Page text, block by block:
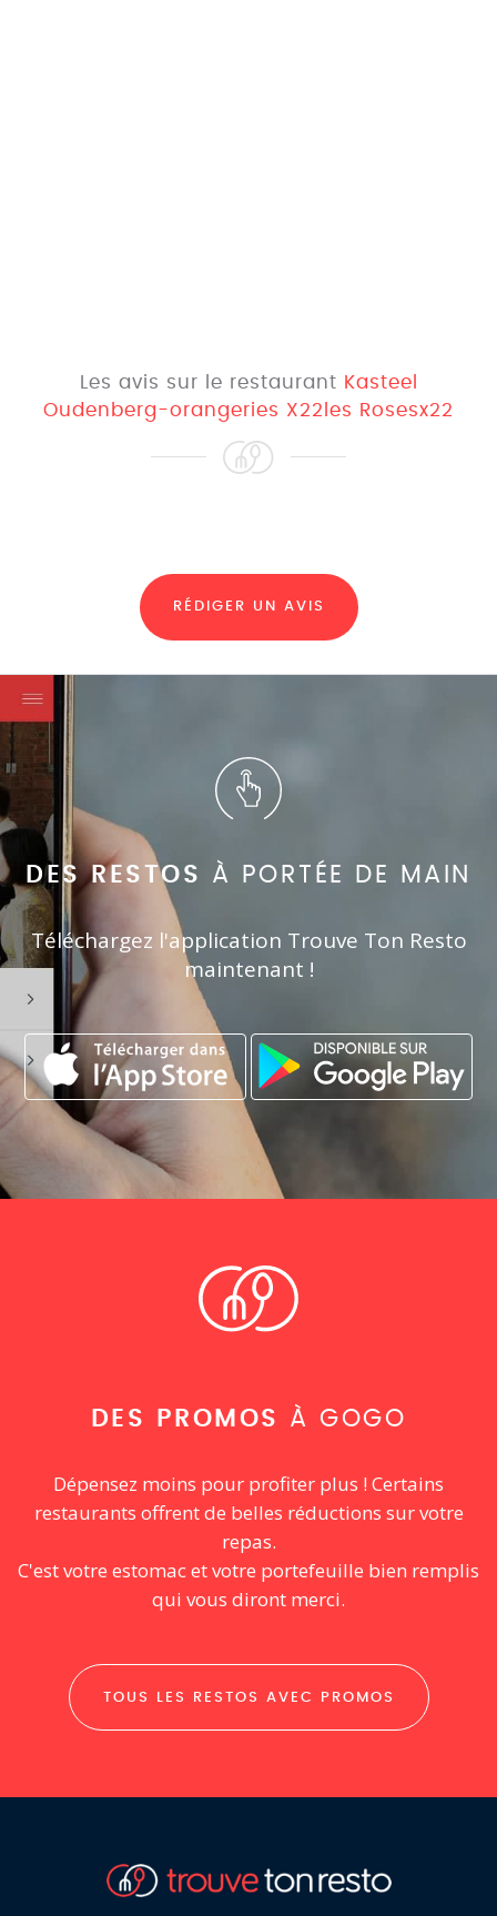
Les avis sur le restaurant Kasteel
Oudenberg-orangeries X22les Rosesx22
RÉDIGER UN AVIS
DES RESTOS À PORTÉE DE MAIN
Téléchargez l'application Trouve Ton Resto
maintenant !
DES PROMOS À GOGO
Dépensez moins pour profiter plus ! Certains
restaurants offrent de belles réductions sur votre
repas.
C'est votre estomac et votre portefeuille bien remplis
qui vous diront merci.
TOUS LES RESTOS AVEC PROMOS